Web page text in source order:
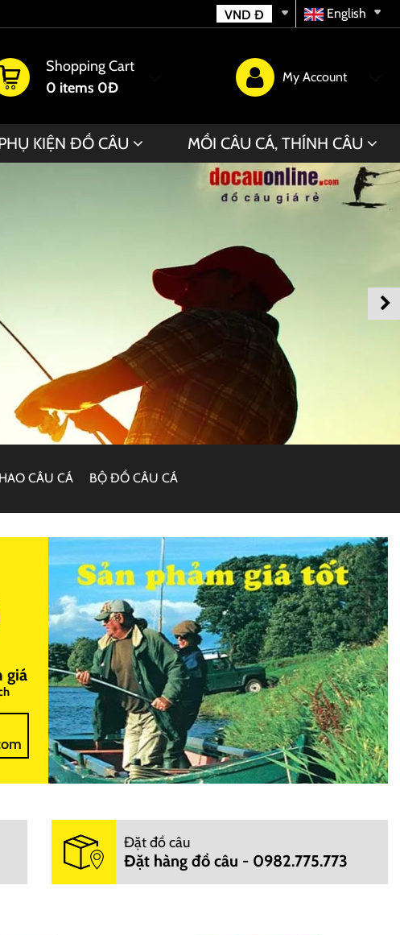
English
VND Đ
Shopping Cart
0 items 0Đ
My Account
KIỆN ĐỒ CÂU MỒI CÂU CÁ, THÍNH CÂU
CÂU CÁ BỘ ĐỒ CÂU CÁ
giá
Đặt đồ câu
Đặt hàng đồ câu - 0982.775.773